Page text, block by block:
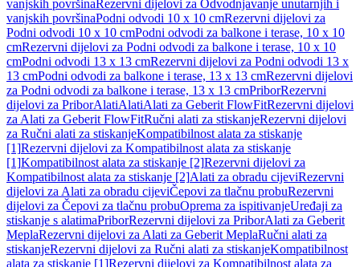
vanjskih površinaRezervni dijelovi za Odvodnjavanje unutarnjih i
vanjskih površinaPodni odvodi 10 x 10 cmRezervni dijelovi za
Podni odvodi 10 x 10 cmPodni odvodi za balkone i terase, 10 x 10
cmRezervni dijelovi za Podni odvodi za balkone i terase, 10 x 10
cmPodni odvodi 13 x 13 cmRezervni dijelovi za Podni odvodi 13 x
13 cmPodni odvodi za balkone i terase, 13 x 13 cmRezervni dijelovi
za Podni odvodi za balkone i terase, 13 x 13 cmPriborRezervni
dijelovi za PriborAlatiAlatiAlati za Geberit FlowFitRezervni dijelovi
za Alati za Geberit FlowFitRučni alati za stiskanjeRezervni dijelovi
za Ručni alati za stiskanjeKompatibilnost alata za stiskanje
[1]Rezervni dijelovi za Kompatibilnost alata za stiskanje
[1]Kompatibilnost alata za stiskanje [2]Rezervni dijelovi za
Kompatibilnost alata za stiskanje [2]Alati za obradu cijeviRezervni
dijelovi za Alati za obradu cijeviČepovi za tlačnu probuRezervni
dijelovi za Čepovi za tlačnu probuOprema za ispitivanjeUređaji za
stiskanje s alatimaPriborRezervni dijelovi za PriborAlati za Geberit
MeplaRezervni dijelovi za Alati za Geberit MeplaRučni alati za
stiskanjeRezervni dijelovi za Ručni alati za stiskanjeKompatibilnost
alata za stiskanje [1]Rezervni dijelovi za Kompatibilnost alata za